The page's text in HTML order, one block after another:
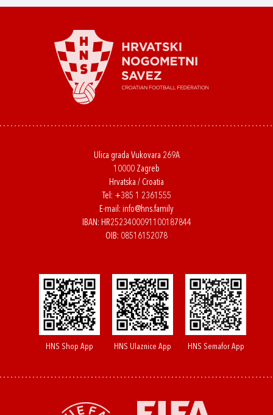
Ulica grada Vukovara 269A
10000 Zagreb
Hrvatska / Croatia
Tel: +385 1 2361555
E-mail: info@hns.family
IBAN: HR2523400091100187844
OIB: 08516152078
HNS Shop App HNS Ulaznice App HNS Semafor App